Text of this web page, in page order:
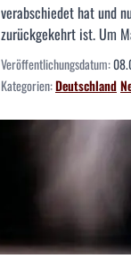
verabschiedet hat und
zurückgekehrt ist. Um
Veröffentlichungsdatum:
Kategorien:Deutschland